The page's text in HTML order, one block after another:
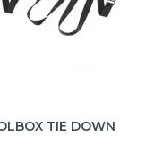
TIE DOWN